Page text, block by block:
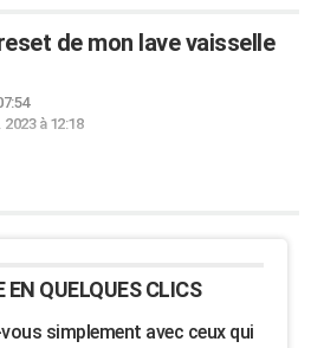
de mon lave vaisselle
à 12:18
QUELQUES CLICS
simplement avec ceux qui